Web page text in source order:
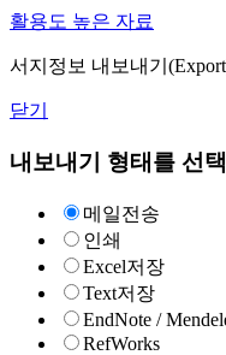
활용도 높은 자료
서지정보 내보내기
닫기
내보내기 형태를 선
메일전송
인쇄
Excel저장
Text저장
EndNote /
RefWorks